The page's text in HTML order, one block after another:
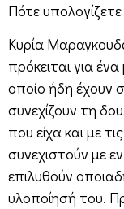
Πότε υπολογίζετε
Κυρία
πρόκειται για
οποίο ήδη έχουν
συνεχίζουν τη
που είχα και με
συνεχιστούν με
επιλυθούν
υλοποίησή του.